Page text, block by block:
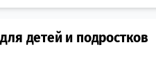
детей и подростков